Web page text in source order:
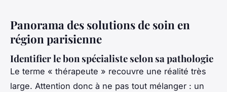
Panorama des solutions de soin en
région parisienne
Identifier le bon spécialiste selon sa pathologie
Le terme « thérapeute » recouvre une réalité très
large. Attention donc à ne pas tout mélanger : un